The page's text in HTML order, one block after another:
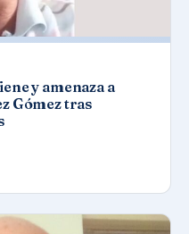
y amenaza a
Gómez tras